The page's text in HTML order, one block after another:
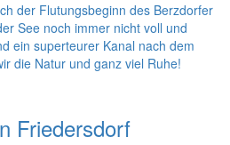
der Flutungsbeginn des Berzdorfer
See noch immer nicht voll und
ein superteurer Kanal nach dem
die Natur und ganz viel Ruhe!
Friedersdorf